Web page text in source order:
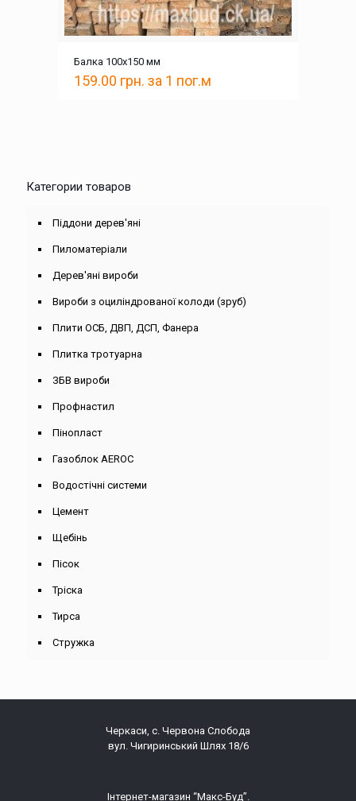
Балка 100х150 мм
159.00 грн. за 1 пог.м
Категории товаров
Піддони дерев'яні
Пиломатеріали
Дерев'яні вироби
Вироби з оциліндрованої колоди (зруб)
Плити ОСБ, ДВП, ДСП, Фанера
Плитка тротуарна
ЗБВ вироби
Профнастил
Пінопласт
Газоблок AEROC
Водостічні системи
Цемент
Щебінь
Пісок
Тріска
Тирса
Стружка
Черкаси, с. Червона Слобода
вул. Чигиринський Шлях 18/6
Інтернет-магазин “Макс-Буд”.